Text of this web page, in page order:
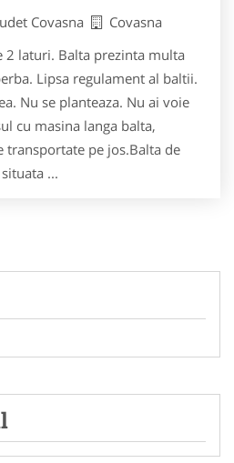
Covasna
Covasna
2 laturi. Balta prezinta multa
Lipsa regulament al baltii.
Nu se planteaza. Nu ai voie
cu masina langa balta,
transportate pe jos.Balta de
...